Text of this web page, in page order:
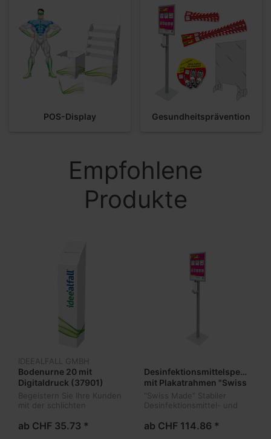
POS-Display Gesundheitsprävention
Empfohlene
Produkte
IDEEALFALL GMBH
Bodenurne 20 mit
Digitaldruck (37901)
Begeistern Sie Ihre Kunden
mit der schlichten
individuellen Design!
ab CHF 35.73 *
Desinfektionsmittelspender
mit Plakatrahmen "Swiss
Made"
"Swiss Made" Stabiler
Desinfektionsmittel- und
Plakatrahmen und Alu-
ab CHF 114.86 *